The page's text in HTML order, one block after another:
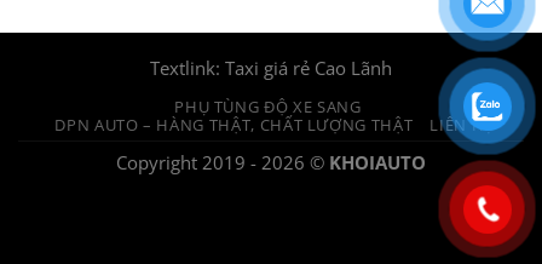
Textlink: Taxi giá rẻ Cao Lãnh
PHỤ TÙNG ĐỘ XE SANG
DPN AUTO – HÀNG THẬT, CHẤT LƯỢNG THẬT
LIÊN HỆ
Copyright 2019 - 2026 © KHOIAUTO